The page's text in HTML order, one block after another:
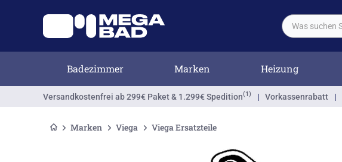
Badezimmer Marken Heizung
Versandkostenfrei ab 299€ Paket & 1.299€ Spedition(1) | Vorkassenrabatt |
Marken Viega Viega Ersatzteile